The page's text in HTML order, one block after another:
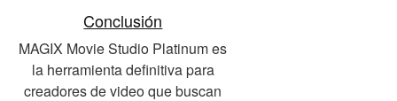
Conclusión
MAGIX Movie Studio Platinum es
la herramienta definitiva para
creadores de video que buscan